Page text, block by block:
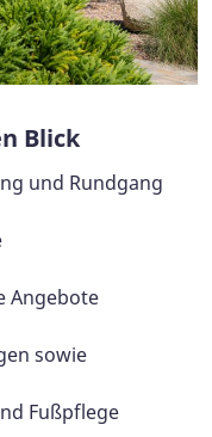
Blick
und Rundgang
Angebote
sowie
Fußpflege